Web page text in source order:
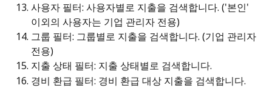
사용자 필터: 사용자별로 지출을 검색합니다. ('본인'
이외의 사용자는 기업 관리자 전용)
그룹 필터: 그룹별로 지출을 검색합니다. (기업 관리자
전용)
지출 상태 필터: 지출 상태별로 검색합니다.
경비 환급 필터: 경비 환급 대상 지출을 검색합니다.